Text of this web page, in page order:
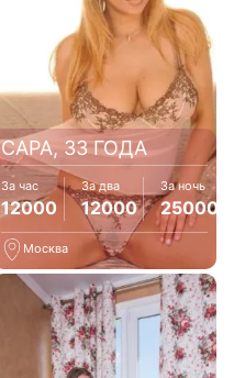
САРА, 33 ГОДА
За час
12000
За два
12000
За ночь
25000
Москва